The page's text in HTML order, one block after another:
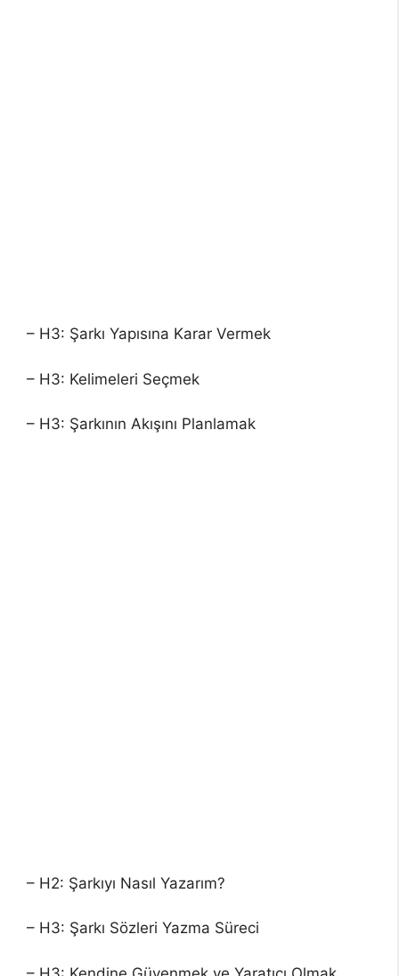
– H3: Şarkı Yapısına Karar Vermek
– H3: Kelimeleri Seçmek
– H3: Şarkının Akışını Planlamak
– H2: Şarkıyı Nasıl Yazarım?
– H3: Şarkı Sözleri Yazma Süreci